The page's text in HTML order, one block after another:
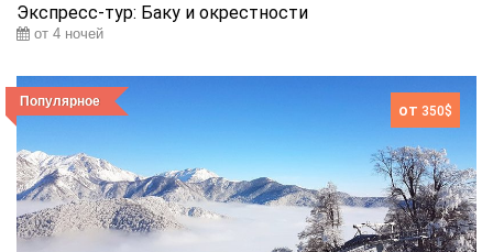
Экспресс-тур: Баку и окрестности
от 4 ночей
Популярное от 350$